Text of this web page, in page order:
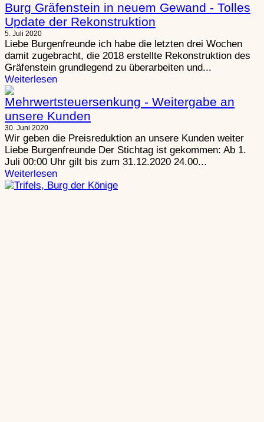
Burg Gräfenstein in neuem Gewand - Tolles
Update der Rekonstruktion
5. Juli 2020
Liebe Burgenfreunde ich habe die letzten drei Wochen
damit zugebracht, die 2018 erstellte Rekonstruktion des
Gräfenstein grundlegend zu überarbeiten und...
Weiterlesen
Mehrwertsteuersenkung - Weitergabe an
unsere Kunden
30. Juni 2020
Wir geben die Preisreduktion an unsere Kunden weiter
Liebe Burgenfreunde Der Stichtag ist gekommen: Ab 1.
Juli 00:00 Uhr gilt bis zum 31.12.2020 24.00...
Weiterlesen